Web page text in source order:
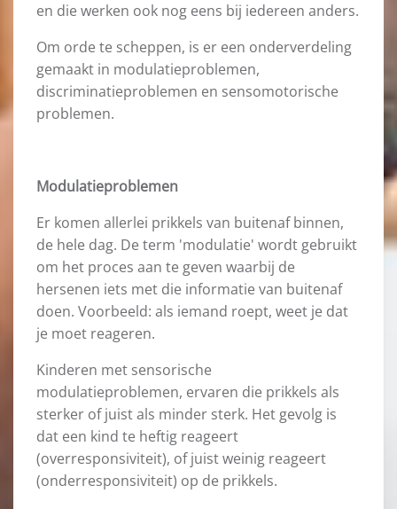
en die werken ook nog eens bij iedereen anders.
Om orde te scheppen, is er een onderverdeling
gemaakt in modulatieproblemen,
discriminatieproblemen en sensomotorische
problemen.
Modulatieproblemen
Er komen allerlei prikkels van buitenaf binnen,
de hele dag. De term 'modulatie' wordt gebruikt
om het proces aan te geven waarbij de
hersenen iets met die informatie van buitenaf
doen. Voorbeeld: als iemand roept, weet je dat
je moet reageren.
Kinderen met sensorische
modulatieproblemen, ervaren die prikkels als
sterker of juist als minder sterk. Het gevolg is
dat een kind te heftig reageert
(overresponsiviteit), of juist weinig reageert
(onderresponsiviteit) op de prikkels.